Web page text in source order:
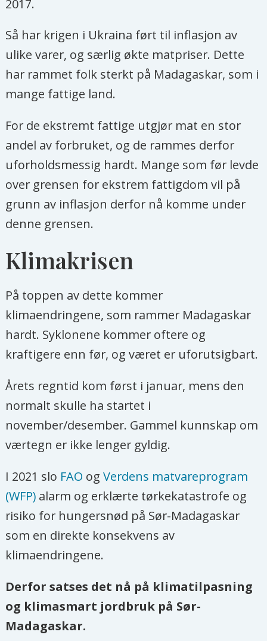
2017.
Så har krigen i Ukraina ført til inflasjon av
ulike varer, og særlig økte matpriser. Dette
har rammet folk sterkt på Madagaskar, som i
mange fattige land.
For de ekstremt fattige utgjør mat en stor
andel av forbruket, og de rammes derfor
uforholdsmessig hardt. Mange som før levde
over grensen for ekstrem fattigdom vil på
grunn av inflasjon derfor nå komme under
denne grensen.
Klimakrisen
På toppen av dette kommer
klimaendringene, som rammer Madagaskar
hardt. Syklonene kommer oftere og
kraftigere enn før, og været er uforutsigbart.
Årets regntid kom først i januar, mens den
normalt skulle ha startet i
november/desember. Gammel kunnskap om
værtegn er ikke lenger gyldig.
I 2021 slo FAO ogVerdens matvareprogram
(WFP) alarm og erklærte tørkekatastrofe og
risiko for hungersnød på Sør-Madagaskar
som en direkte konsekvens av
klimaendringene.
Derfor satses det nå på klimatilpasning
og klimasmart jordbruk på Sør-
Madagaskar.